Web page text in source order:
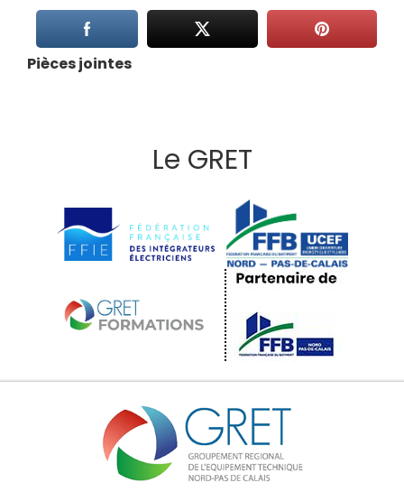
Pièces jointes
Le GRET